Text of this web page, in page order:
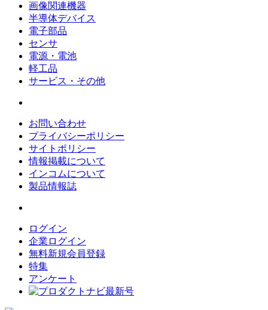
画像関連機器
半導体デバイス
電子部品
センサ
電源・電池
軽工品
サービス・その他
お問い合わせ
プライバシーポリシー
サイトポリシー
情報掲載について
インコムについて
製品情報誌
ログイン
企業ログイン
無料新規会員登録
特集
アンケート